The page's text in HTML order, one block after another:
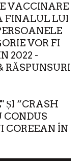
VACCINARE
FINALUL LUI
VOR FI
2022 -
RĂSPUNSURI
ȘI “CRASH
CONDUS
COREEAN ÎN